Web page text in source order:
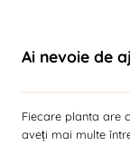
Ai nevoie de
Fiecare planta are
aveți mai multe